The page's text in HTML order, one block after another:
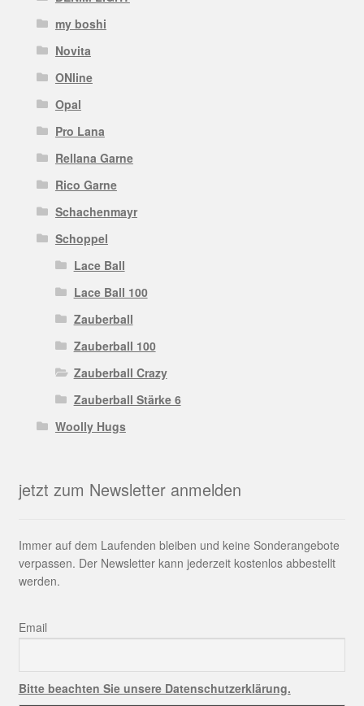
my boshi
Novita
ONline
Opal
Pro Lana
Rellana Garne
Rico Garne
Schachenmayr
Schoppel
Lace Ball
Lace Ball 100
Zauberball
Zauberball 100
Zauberball Crazy
Zauberball Stärke 6
Woolly Hugs
jetzt zum Newsletter anmelden
Immer auf dem Laufenden bleiben und keine Sonderangebote
verpassen. Der Newsletter kann jederzeit kostenlos abbestellt
werden.
Email
Bitte beachten Sie unsere Datenschutzerklärung.